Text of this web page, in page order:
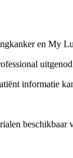
en My
informatie